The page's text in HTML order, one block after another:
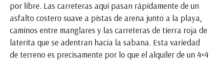
por libre. Las carreteras aquí pasan rápidamente de un
asfalto costero suave a pistas de arena junto a la playa,
caminos entre manglares y las carreteras de tierra roja de
laterita que se adentran hacia la sabana. Esta variedad
de terreno es precisamente por lo que el alquiler de un 4×4